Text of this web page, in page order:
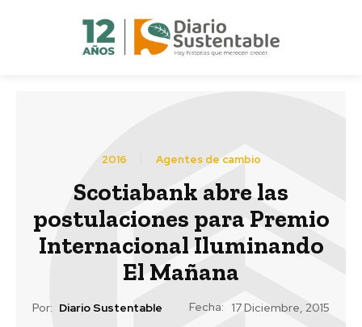
2016 Agentes de cambio
Scotiabank abre las
postulaciones para Premio
Internacional Iluminando
El Mañana
Por: Diario Sustentable Fecha: 17 Diciembre, 2015